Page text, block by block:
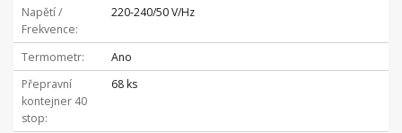
Napětí /
Frekvence
220-240/50 V/Hz
Termometr
Ano
Přepravní
kontejner 40
stop
68 ks